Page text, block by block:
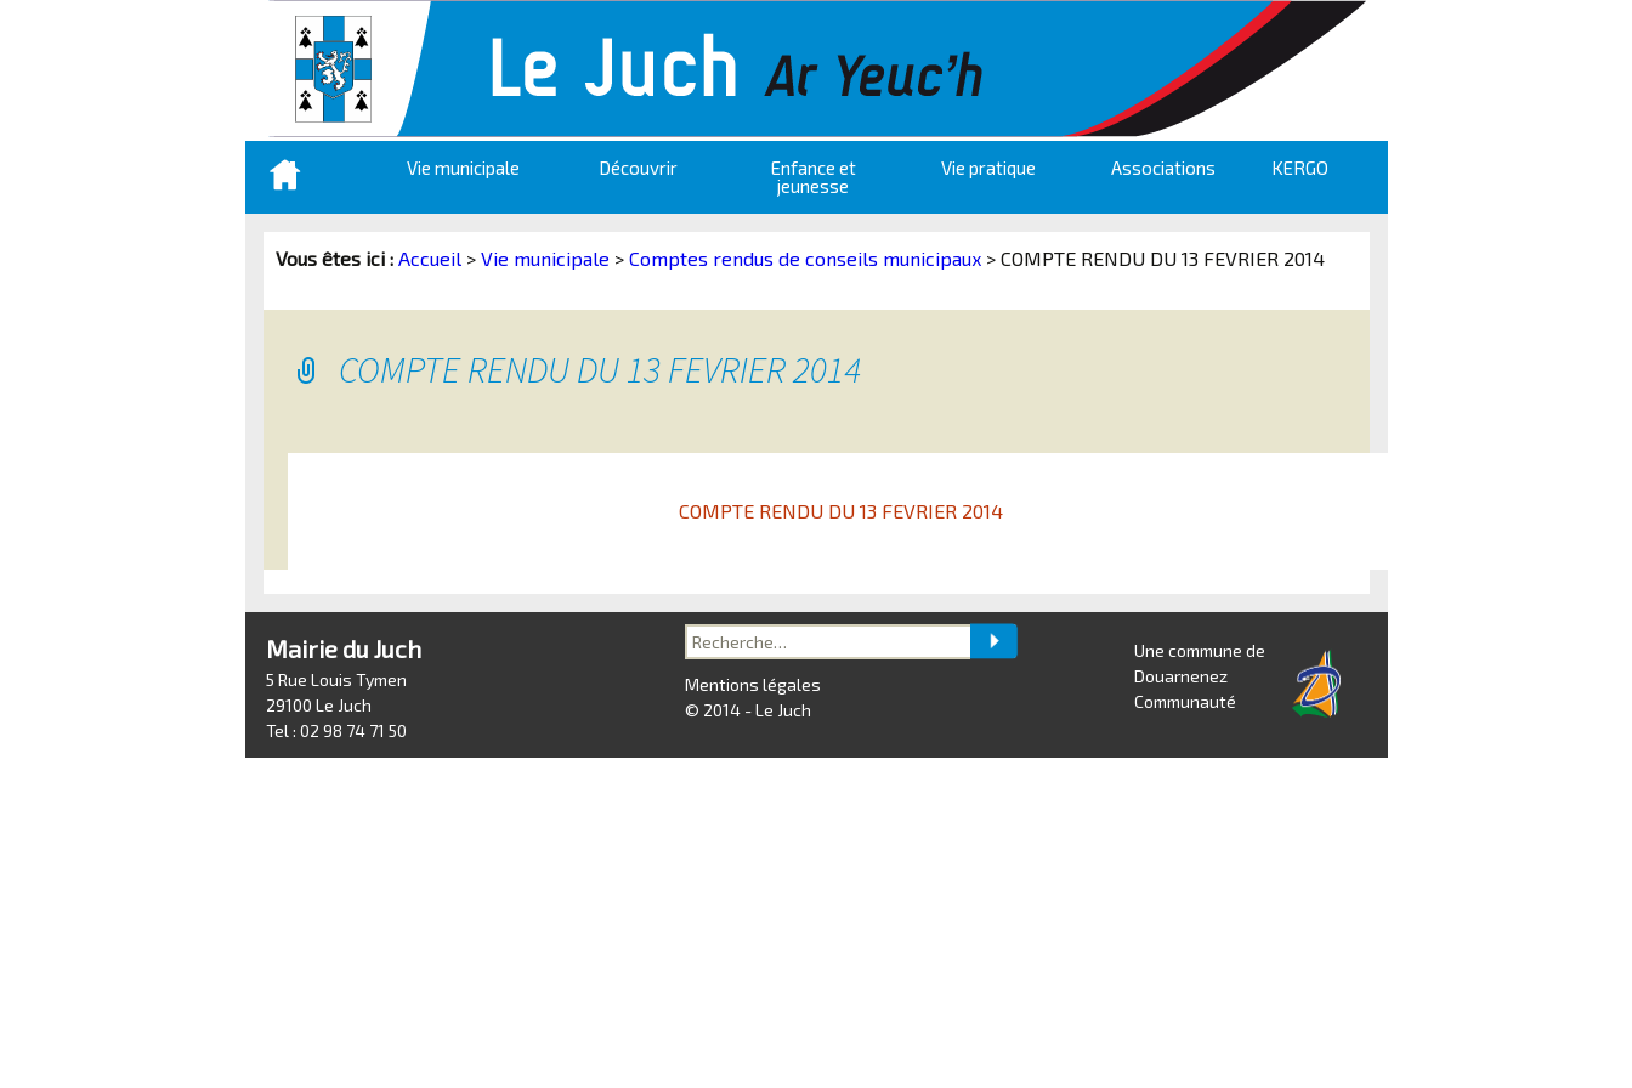
Aller
contenu
Vie municipale Découvrir
Enfance et
jeunesse
Vie pratique Associations KERGO
Vous êtes ici : Accueil> Vie municipale > Comptes rendus de conseils municipaux> COMPTE RENDU DU 13 FEVRIER 2014
COMPTE RENDU DU 13 FEVRIER 2014
COMPTE RENDU DU 13 FEVRIER 2014
Mairie du Juch
5 Rue Louis Tymen
29100 Le Juch
Tel : 02 98 74 71 50
Recherche
pour :
Mentions légales
© 2014 - Le Juch
Une commune de
Douarnenez
Communauté